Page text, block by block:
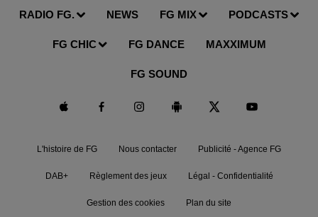
RADIO FG. NEWS FG MIX PODCASTS
FG CHIC FG DANCE MAXXIMUM
FG SOUND
L'histoire de FG Nous contacter Publicité - Agence FG
DAB+ Règlement des jeux Légal - Confidentialité
Gestion des cookies Plan du site